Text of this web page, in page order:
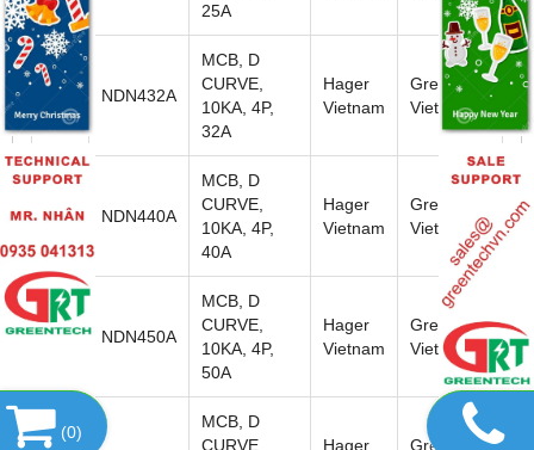
25A
113 NDN432A
MCB, D
CURVE,
10KA, 4P,
32A
Hager
Vietnam
Greentech
Viet nam
114 NDN440A
MCB, D
CURVE,
10KA, 4P,
40A
Hager
Vietnam
Greentech
Viet nam
115 NDN450A
MCB, D
CURVE,
10KA, 4P,
50A
Hager
Vietnam
Greentech
Viet nam
MCB, D
CURVE,
Hager Greentech
(0)